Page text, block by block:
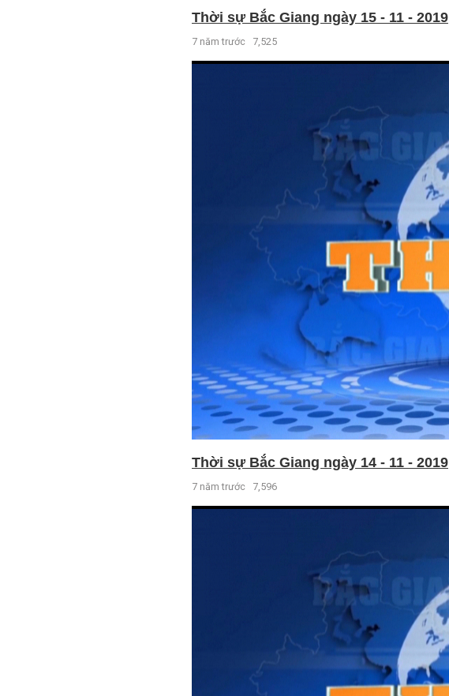
Thời sự Bắc Giang ngày 15 - 11 - 2019
7 năm trước 7,525
Thời sự Bắc Giang ngày 14 - 11 - 2019
7 năm trước 7,596